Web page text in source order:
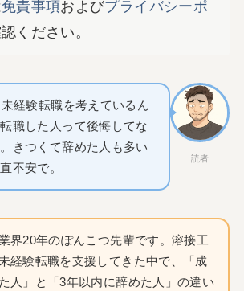
免責事項およびプライバシーポ
ください。
読者
経験転職を考えているん
職した人って後悔してな
きつくて辞めた人も多い
不安で。
界20年のぽんこつ先輩です。溶接工
経験転職を支援してきた中で、「成
人」と「3年以内に辞めた人」の違い